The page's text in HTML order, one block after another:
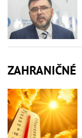
ZAHRANIČNÉ